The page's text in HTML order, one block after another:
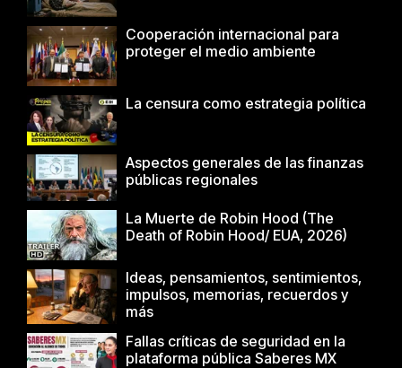
Cooperación internacional para
proteger el medio ambiente
La censura como estrategia política
Aspectos generales de las finanzas
públicas regionales
La Muerte de Robin Hood (The
Death of Robin Hood/ EUA, 2026)
Ideas, pensamientos, sentimientos,
impulsos, memorias, recuerdos y
más
Fallas críticas de seguridad en la
plataforma pública Saberes MX